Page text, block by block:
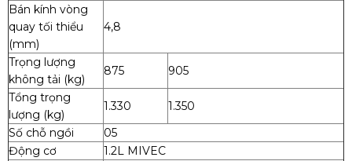
Bán kính vòng
quay tối thiểu
(mm)
4,8
Trọng lượng
không tải (kg)
875
905
Tổng trọng
lượng (kg)
1.330
1.350
Số chỗ ngồi
05
Động cơ
1.2L MIVEC